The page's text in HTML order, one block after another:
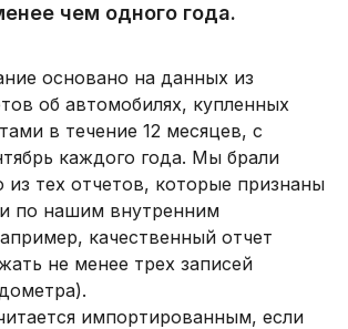
чем одного года.
основано на данных из
об автомобилях, купленных
в течение 12 месяцев, с
каждого года. Мы брали
из тех отчетов, которые признаны
по нашим внутренним
качественный отчет
не менее трех записей
импортированным, если